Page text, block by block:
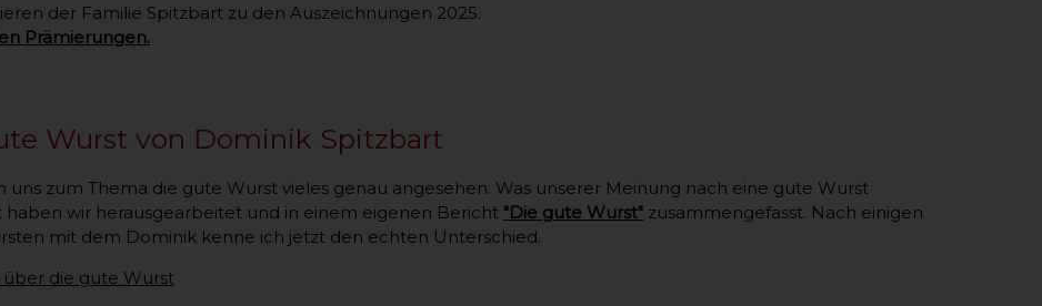
der Familie Spitzbart zu den Auszeichnungen 2025.
Prämierungen.
Wurst von Dominik Spitzbart
uns zum Thema die gute Wurst vieles genau angesehen. Was unserer Meinung nach eine gute Wurst
haben wir herausgearbeitet und in einem eigenen Bericht "Die gute Wurst" zusammengefasst. Nach einigen
mit dem Dominik kenne ich jetzt den echten Unterschied.
die gute Wurst